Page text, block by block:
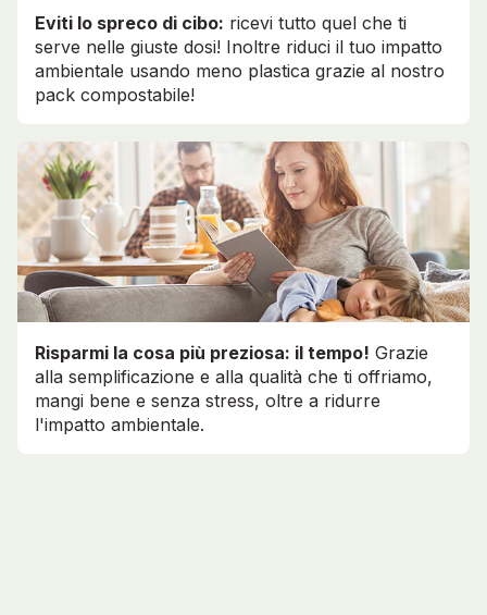
Eviti lo spreco di cibo: ricevi tutto quel che ti
serve nelle giuste dosi! Inoltre riduci il tuo impatto
ambientale usando meno plastica grazie al nostro
pack compostabile!
Risparmi la cosa più preziosa: il tempo! Grazie
alla semplificazione e alla qualità che ti offriamo,
mangi bene e senza stress, oltre a ridurre
l'impatto ambientale.